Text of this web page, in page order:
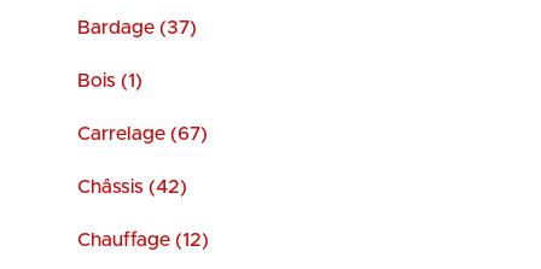
Bardage (37)
Bois (1)
Carrelage (67)
Châssis (42)
Chauffage (12)